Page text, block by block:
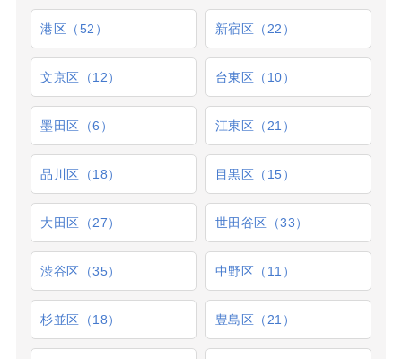
港区（52） 新宿区（22）
文京区（12） 台東区（10）
墨田区（6） 江東区（21）
品川区（18） 目黒区（15）
大田区（27） 世田谷区（33）
渋谷区（35） 中野区（11）
杉並区（18） 豊島区（21）